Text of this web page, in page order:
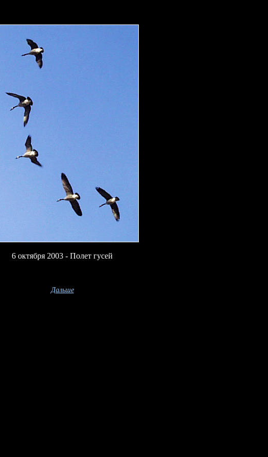
6 октября 2003 - Полет гусей
Дальше